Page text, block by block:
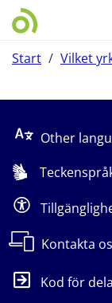
Start / Vilket
Other
Kontakta
Kod för